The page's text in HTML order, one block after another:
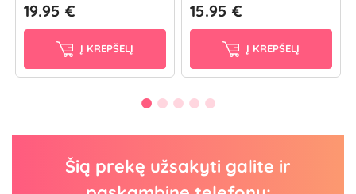
19.95 €
Į KREPŠELĮ
15.95 €
Į KREPŠELĮ
Šią prekę užsakyti galite ir